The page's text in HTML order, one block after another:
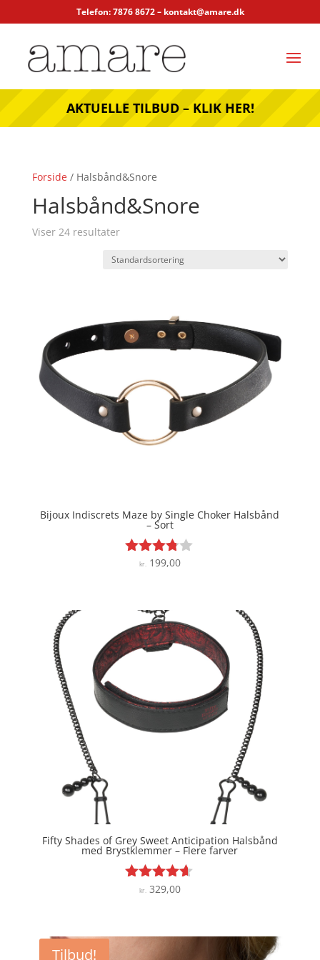
Telefon: 7876 8672 – kontakt@amare.dk
AKTUELLE TILBUD – KLIK HER!
Forside/ Halsbånd&Snore
Halsbånd&Snore
Viser 24 resultater
Bijoux Indiscrets Maze by Single Choker Halsbånd
– Sort
Vurderet
kr.199,00
Fifty Shades of Grey Sweet Anticipation Halsbånd
med Brystklemmer – Flere farver
Vurderet
kr. 329,00
Tilbud!